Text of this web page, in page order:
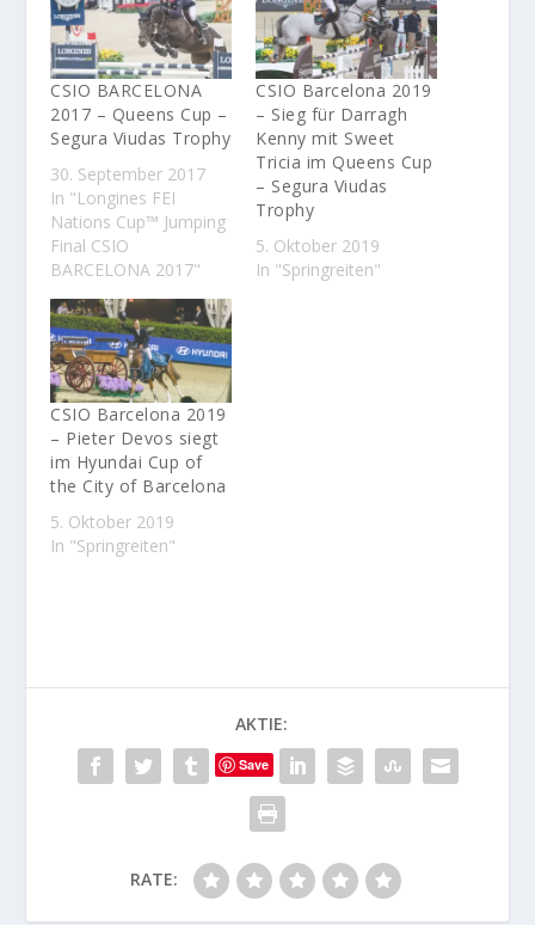
CSIO BARCELONA
2017 – Queens Cup –
Segura Viudas Trophy
30. September 2017
In "Longines FEI
Nations Cup™ Jumping
Final CSIO
BARCELONA 2017"
CSIO Barcelona 2019
– Sieg für Darragh
Kenny mit Sweet
Tricia im Queens Cup
– Segura Viudas
Trophy
5. Oktober 2019
In "Springreiten"
CSIO Barcelona 2019
– Pieter Devos siegt
im Hyundai Cup of
the City of Barcelona
5. Oktober 2019
In "Springreiten"
AKTIE:
Save
RATE: